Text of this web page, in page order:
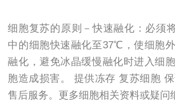
细胞复苏的原则－快速融化：必须
中的细胞快速融化至 37℃，使细胞
融化，避免冰晶缓慢融化时进入细
胞造成损害。
提供冻存 复苏细胞
售后服务。更多细胞相关资料或疑问